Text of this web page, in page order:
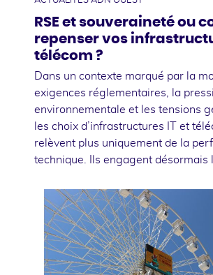
RSE et souveraineté ou
repenser vos
télécom ?
Dans un contexte marqué par la
exigences réglementaires, la
environnementale et les tensions
les choix d’infrastructures IT et
relèvent plus uniquement de la
technique. Ils engagent désormais